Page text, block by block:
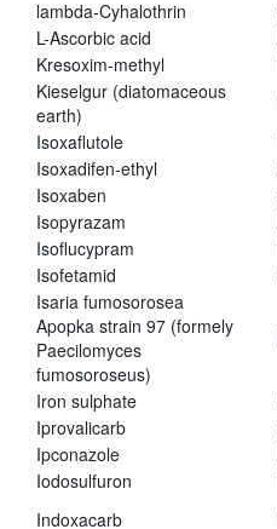
lambda-Cyhalothrin
L-Ascorbic acid
Kresoxim-methyl
Kieselgur (diatomaceous
earth)
Isoxaflutole
Isoxadifen-ethyl
Isoxaben
Isopyrazam
Isoflucypram
Isofetamid
Isaria fumosorosea
Apopka strain 97 (formely
Paecilomyces
fumosoroseus)
Iron sulphate
Iprovalicarb
Ipconazole
Iodosulfuron
Indoxacarb